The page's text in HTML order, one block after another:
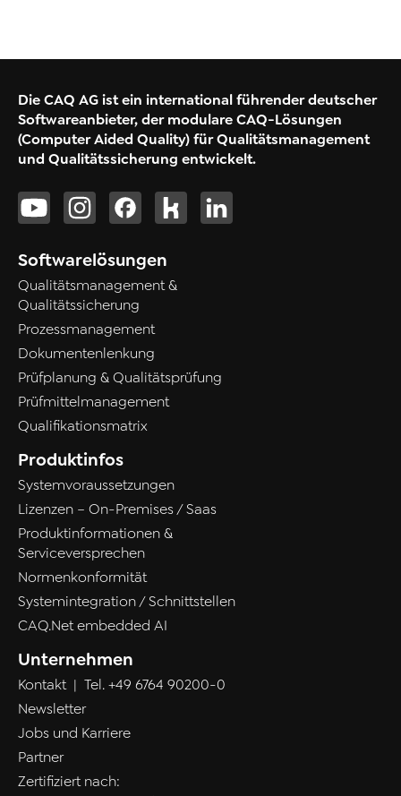
Die CAQ AG ist ein international führender deutscher
Softwareanbieter, der modulare CAQ-Lösungen
(Computer Aided Quality) für Qualitätsmanagement
und Qualitätssicherung entwickelt.
Softwarelösungen
Qualitätsmanagement &
Qualitätssicherung
Prozessmanagement
Dokumentenlenkung
Prüfplanung & Qualitätsprüfung
Prüfmittelmanagement
Qualifikationsmatrix
Produktinfos
Systemvoraussetzungen
Lizenzen – On-Premises / Saas
Produktinformationen &
Serviceversprechen
Normenkonformität
Systemintegration / Schnittstellen
CAQ.Net embedded AI
Unternehmen
Kontakt| Tel. +49 6764 90200-0
Newsletter
Jobs und Karriere
Partner
Zertifiziert nach: